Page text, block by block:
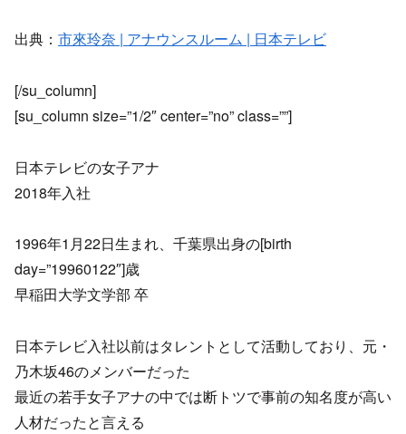
出典： 市來玲奈 | アナウンスルーム | 日本テレビ
[/su_column]
[su_column size=”1/2″ center=”no” class=””]
日本テレビの女子アナ
2018年入社
1996年1月22日生まれ、千葉県出身の[birth
day=”19960122″]歳
早稲田大学文学部 卒
日本テレビ入社以前はタレントとして活動しており、元・
乃木坂46のメンバーだった
最近の若手女子アナの中では断トツで事前の知名度が高い
人材だったと言える